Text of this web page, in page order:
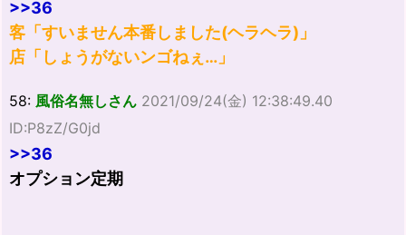
>>36
客「すいません本番しました(ヘラヘラ)」
店「しょうがないンゴねぇ…」
58: 風俗名無しさん 2021/09/24(金) 12:38:49.40
ID:P8zZ/G0jd
>>36
オプション定期